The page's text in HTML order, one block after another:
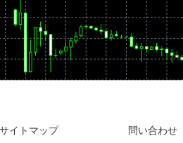
サイトマップ 問い合わせ